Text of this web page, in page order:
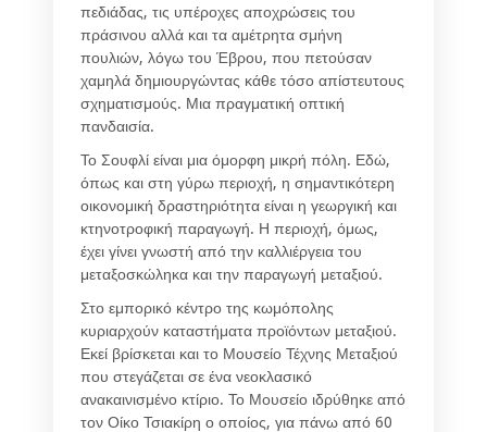
πεδιάδας, τις υπέροχες αποχρώσεις του
πράσινου αλλά και τα αμέτρητα σμήνη
πουλιών, λόγω του Έβρου, που πετούσαν
χαμηλά δημιουργώντας κάθε τόσο απίστευτους
σχηματισμούς. Μια πραγματική οπτική
πανδαισία.
Το Σουφλί είναι μια όμορφη μικρή πόλη. Εδώ,
όπως και στη γύρω περιοχή, η σημαντικότερη
οικονομική δραστηριότητα είναι η γεωργική και
κτηνοτροφική παραγωγή. Η περιοχή, όμως,
έχει γίνει γνωστή από την καλλιέργεια του
μεταξοσκώληκα και την παραγωγή μεταξιού.
Στο εμπορικό κέντρο της κωμόπολης
κυριαρχούν καταστήματα προϊόντων μεταξιού.
Εκεί βρίσκεται και το Μουσείο Τέχνης Μεταξιού
που στεγάζεται σε ένα νεοκλασικό
ανακαινισμένο κτίριο. Το Μουσείο ιδρύθηκε από
τον Οίκο Τσιακίρη ο οποίος, για πάνω από 60